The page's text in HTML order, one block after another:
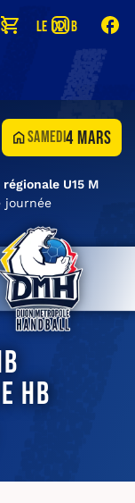
Le club
samedi4 mars
U15 M
journée
HB